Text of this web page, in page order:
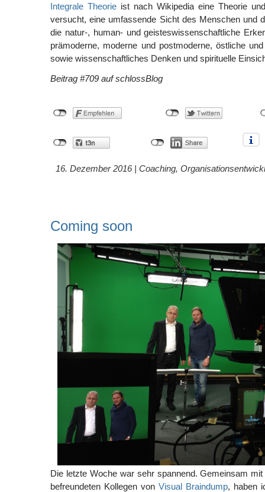
Integrale Theorie ist nach Wikipedia eine Theorie
versucht, eine umfassende Sicht des Menschen und
die natur-, human- und geisteswissenschaftliche
prämoderne, moderne und postmoderne, östliche
sowie wissenschaftliches Denken und spirituelle
Beitrag #709 auf schlossBlog
16. Dezember 2016 | Coaching,
Coming soon
Die letzte Woche war sehr spannend. Gemeinsam
befreundeten Kollegen von Visual Braindump, haben